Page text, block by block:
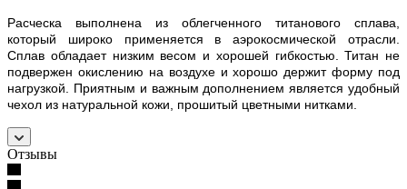
Расческа выполнена из облегченного титанового сплава,
который широко применяется в аэрокосмической отрасли.
Сплав обладает низким весом и хорошей гибкостью. Титан не
подвержен окислению на воздухе и хорошо держит форму под
нагрузкой. Приятным и важным дополнением является удобный
чехол из натуральной кожи, прошитый цветными нитками.
Отзывы